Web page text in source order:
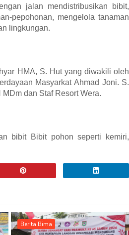
jalan mendistribusikan bibit,
pepohonan, mengelola tanaman
lingkungan.
HMA, S. Hut yang diwakili oleh
Masyarkat Ahmad Joni. S.
dan Staf Resort Wera.
bibit Bibit pohon seperti kemiri,
Berita Bima